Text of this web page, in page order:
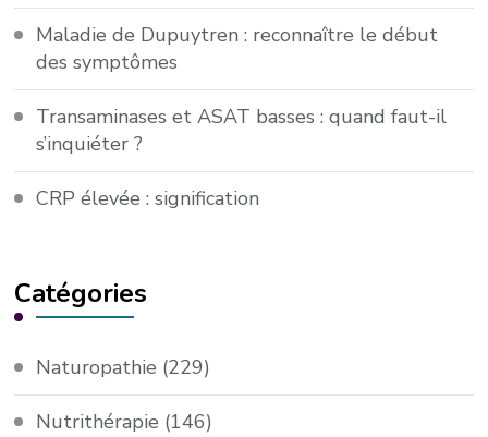
Maladie de Dupuytren : reconnaître le début
des symptômes
Transaminases et ASAT basses : quand faut-il
s’inquiéter ?
CRP élevée : signification
Catégories
Naturopathie (229)
Nutrithérapie (146)